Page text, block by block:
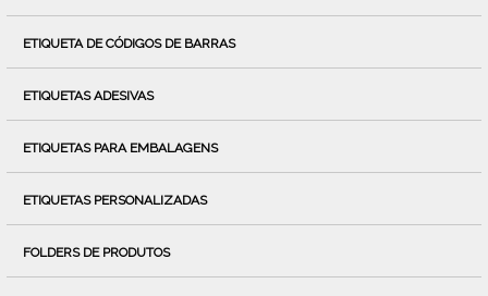
ETIQUETA DE CÓDIGOS DE BARRAS
ETIQUETAS ADESIVAS
ETIQUETAS PARA EMBALAGENS
ETIQUETAS PERSONALIZADAS
FOLDERS DE PRODUTOS